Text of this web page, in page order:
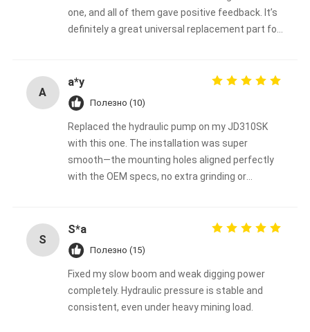
one, and all of them gave positive feedback. It’s
definitely a great universal replacement part for
A
a*y
Полезно (10)
Replaced the hydraulic pump on my JD310SK
with this one. The installation was super
smooth—the mounting holes aligned perfectly
with the OEM specs, no extra grinding or
S
S*a
Полезно (15)
Fixed my slow boom and weak digging power
completely. Hydraulic pressure is stable and
consistent, even under heavy mining load.